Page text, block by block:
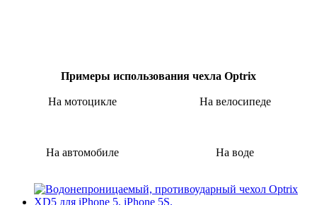
Примеры использования чехла Optrix
На мотоцикле На велосипеде
На автомобиле На воде